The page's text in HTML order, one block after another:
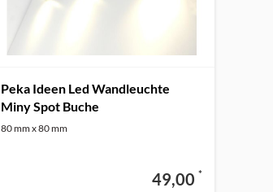
Peka Ideen Led Wandleuchte
Miny Spot Buche
80 mm x 80 mm
49,00 *